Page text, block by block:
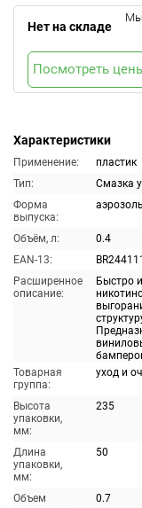
Характеристики
Применение:
пластик
Тип:
Смазка
Форма
выпуска:
аэрозоль
Объём, л:
0.4
EAN-13:
Расширенное
описание:
Быстро
Товарная
группа:
уход и
Высота
упаковки,
мм:
235
Длина
упаковки,
мм:
50
Объем
0.7
Нет на складе
Мы
Посмотреть